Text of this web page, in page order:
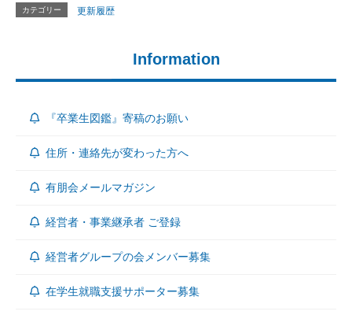
カテゴリー 更新履歴
Information
『卒業生図鑑』寄稿のお願い
住所・連絡先が変わった方へ
有朋会メールマガジン
経営者・事業継承者 ご登録
経営者グループの会メンバー募集
在学生就職支援サポーター募集